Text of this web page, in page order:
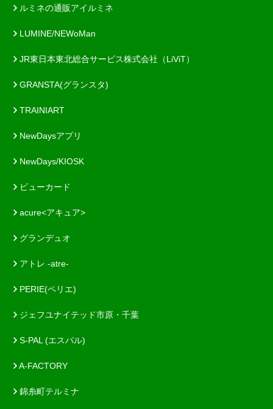
ルミネの通販アイルミネ
LUMINE/NEWoMan
JR東日本東北総合サービス株式会社（LiViT）
GRANSTA(グランスタ)
TRAINIART
NewDaysアプリ
NewDays/KIOSK
ビューカード
acure<アキュア>
グランデュオ
アトレ -atre-
PERIE(ペリエ)
ジェフユナイテッド市原・千葉
S-PAL (エスパル)
A-FACTORY
錦糸町テルミナ